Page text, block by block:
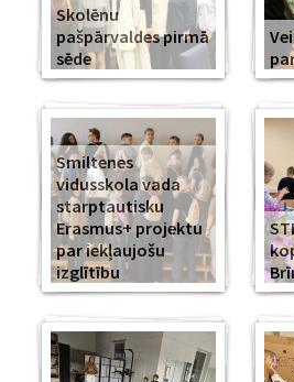
Skolēnu
pašpārvaldes pirmā
sēde
Smiltenes
vidusskola vada
starptautisku
Erasmus+ projektu
par iekļaujošu
izglītību